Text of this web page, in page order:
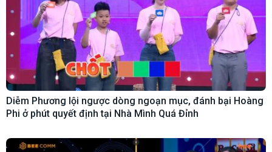
Diễm Phương lội ngược dòng ngoạn mục, đánh bại Hoàng
Phi ở phút quyết định tại Nhà Mình Quá Đỉnh